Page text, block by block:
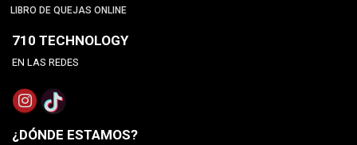
LIBRO DE QUEJAS ONLINE
710 TECHNOLOGY
EN LAS REDES
¿DÓNDE ESTAMOS?